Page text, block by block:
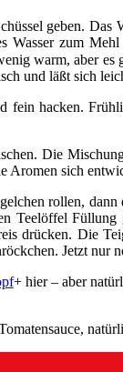
geben.
zum
warm, aber
und läßt sich
hacken.
Die
Aromen sich
rollen,
Teelöffel
drücken. Die
Jetzt
+ hier – aber